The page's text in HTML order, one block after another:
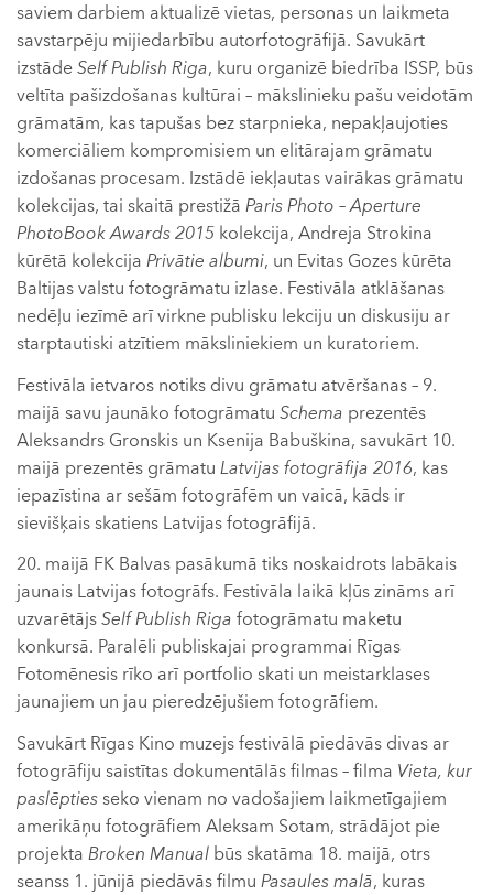
saviem darbiem aktualizē vietas, personas un laikmeta
savstarpēju mijiedarbību autorfotogrāfijā. Savukārt
izstādeSelf Publish Riga, kuru organizē biedrība ISSP, būs
veltīta pašizdošanas kultūrai – mākslinieku pašu veidotām
grāmatām, kas tapušas bez starpnieka, nepakļaujoties
komerciāliem kompromisiem un elitārajam grāmatu
izdošanas procesam. Izstādē iekļautas vairākas grāmatu
kolekcijas, tai skaitā prestižā Paris Photo – Aperture
PhotoBook Awards 2015 kolekcija, Andreja Strokina
kūrētā kolekcija Privātie albumi, un Evitas Gozes kūrēta
Baltijas valstu fotogrāmatu izlase. Festivāla atklāšanas
nedēļu iezīmē arī virkne publisku lekciju un diskusiju ar
starptautiski atzītiem māksliniekiem un kuratoriem.
Festivāla ietvaros notiks divu grāmatu atvēršanas – 9.
maijā savu jaunāko fotogrāmatu Schema prezentēs
Aleksandrs Gronskis un Ksenija Babuškina, savukārt 10.
maijā prezentēs grāmatu Latvijas fotogrāfija 2016, kas
iepazīstina ar sešām fotogrāfēm un vaicā, kāds ir
sievišķais skatiens Latvijas fotogrāfijā.
20. maijā FK Balvas pasākumā tiks noskaidrots labākais
jaunais Latvijas fotogrāfs. Festivāla laikā kļūs zināms arī
uzvarētājsSelf Publish Riga fotogrāmatu maketu
konkursā. Paralēli publiskajai programmai Rīgas
Fotomēnesis rīko arī portfolio skati un meistarklases
jaunajiem un jau pieredzējušiem fotogrāfiem.
Savukārt Rīgas Kino muzejs festivālā piedāvās divas ar
fotogrāfiju saistītas dokumentālās filmas – filma Vieta, kur
paslēptiesseko vienam no vadošajiem laikmetīgajiem
amerikāņu fotogrāfiem Aleksam Sotam, strādājot pie
projekta Broken Manual būs skatāma 18. maijā, otrs
seanss 1. jūnijā piedāvās filmu Pasaules malā, kuras